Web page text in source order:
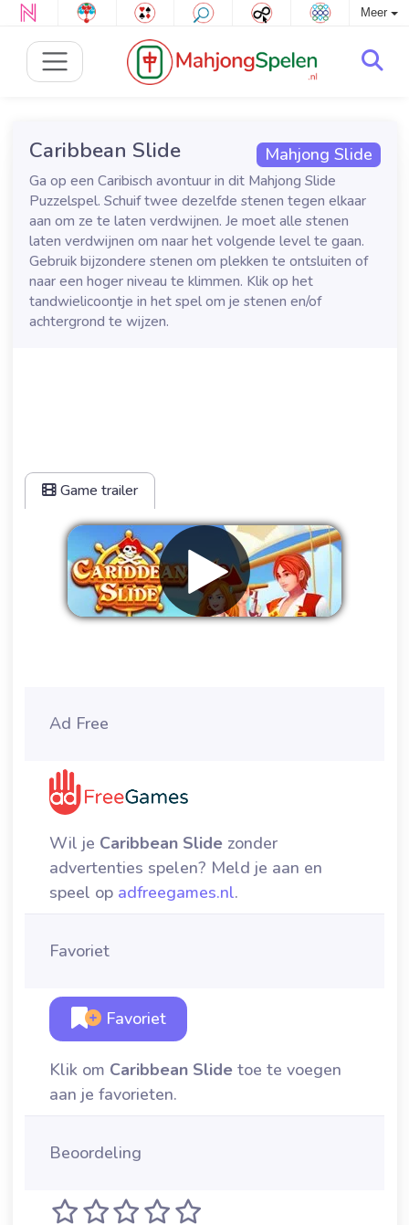
Meer
Mahjong Slide
Caribbean Slide
Ga op een Caribisch avontuur in dit Mahjong Slide
Puzzelspel. Schuif twee dezelfde stenen tegen elkaar
aan om ze te laten verdwijnen. Je moet alle stenen
laten verdwijnen om naar het volgende level te gaan.
Gebruik bijzondere stenen om plekken te ontsluiten of
naar een hoger niveau te klimmen. Klik op het
tandwielicoontje in het spel om je stenen en/of
achtergrond te wijzen.
Game trailer
Ad Free
Wil je Caribbean Slide zonder
advertenties spelen? Meld je aan en
speel op adfreegames.nl.
Favoriet
Favoriet
Klik om Caribbean Slide toe te voegen
aan je favorieten.
Beoordeling